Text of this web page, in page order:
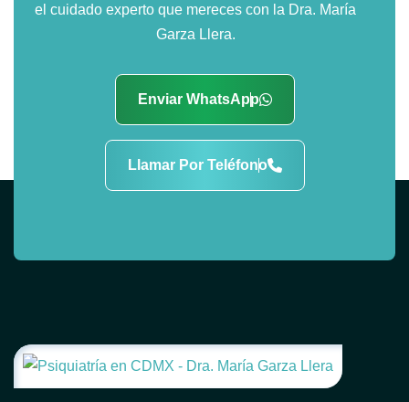
el cuidado experto que mereces con la Dra. María
Garza Llera.
Enviar WhatsApp
Llamar Por Teléfono